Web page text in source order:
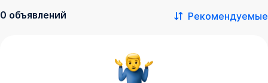
0 объявлений Рекомендуемые